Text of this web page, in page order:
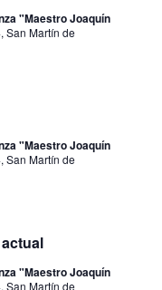
"Maestro Joaquín
San Martín de
"Maestro Joaquín
San Martín de
"Maestro Joaquín
San Martín de